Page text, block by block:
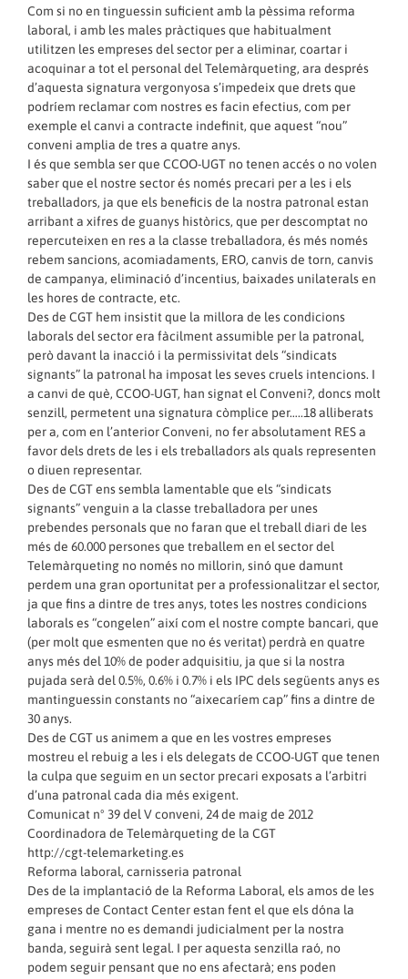
Com si no en tinguessin suficient amb la pèssima reforma
laboral, i amb les males pràctiques que habitualment
utilitzen les empreses del sector per a eliminar, coartar i
acoquinar a tot el personal del Telemàrqueting, ara després
d’aquesta signatura vergonyosa s’impedeix que drets que
podríem reclamar com nostres es facin efectius, com per
exemple el canvi a contracte indefinit, que aquest “nou”
conveni amplia de tres a quatre anys.
I és que sembla ser que CCOO-UGT no tenen accés o no volen
saber que el nostre sector és només precari per a les i els
treballadors, ja que els beneficis de la nostra patronal estan
arribant a xifres de guanys històrics, que per descomptat no
repercuteixen en res a la classe treballadora, és més només
rebem sancions, acomiadaments, ERO, canvis de torn, canvis
de campanya, eliminació d’incentius, baixades unilaterals en
les hores de contracte, etc.
Des de CGT hem insistit que la millora de les condicions
laborals del sector era fàcilment assumible per la patronal,
però davant la inacció i la permissivitat dels “sindicats
signants” la patronal ha imposat les seves cruels intencions. I
a canvi de què, CCOO-UGT, han signat el Conveni?, doncs molt
senzill, permetent una signatura còmplice per…..18 alliberats
per a, com en l’anterior Conveni, no fer absolutament RES a
favor dels drets de les i els treballadors als quals representen
o diuen representar.
Des de CGT ens sembla lamentable que els “sindicats
signants” venguin a la classe treballadora per unes
prebendes personals que no faran que el treball diari de les
més de 60.000 persones que treballem en el sector del
Telemàrqueting no només no millorin, sinó que damunt
perdem una gran oportunitat per a professionalitzar el sector,
ja que fins a dintre de tres anys, totes les nostres condicions
laborals es “congelen” així com el nostre compte bancari, que
(per molt que esmenten que no és veritat) perdrà en quatre
anys més del 10% de poder adquisitiu, ja que si la nostra
pujada serà del 0.5%, 0.6% i 0.7% i els IPC dels següents anys es
mantinguessin constants no “aixecaríem cap” fins a dintre de
30 anys.
Des de CGT us animem a que en les vostres empreses
mostreu el rebuig a les i els delegats de CCOO-UGT que tenen
la culpa que seguim en un sector precari exposats a l’arbitri
d’una patronal cada dia més exigent.
Comunicat nº 39 del V conveni, 24 de maig de 2012
Coordinadora de Telemàrqueting de la CGT
http://cgt-telemarketing.es
Reforma laboral, carnisseria patronal
Des de la implantació de la Reforma Laboral, els amos de les
empreses de Contact Center estan fent el que els dóna la
gana i mentre no es demandi judicialment per la nostra
banda, seguirà sent legal. I per aquesta senzilla raó, no
podem seguir pensant que no ens afectarà; ens poden